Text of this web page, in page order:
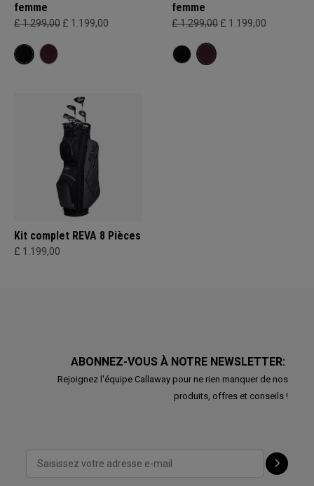
femme
£ 1.299,00 £ 1.199,00
femme
£ 1.299,00 £ 1.199,00
Kit complet REVA 8 Pièces
£ 1.199,00
ABONNEZ-VOUS À NOTRE NEWSLETTER:
Rejoignez l'équipe Callaway pour ne rien manquer de nos
produits, offres et conseils !